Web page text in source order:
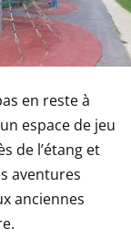
en reste à
espace de jeu
de l’étang et
aventures
anciennes